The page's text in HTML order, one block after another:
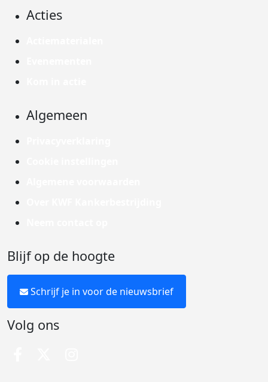
Acties
Algemeen
Blijf op de hoogte
Schrijf je in voor de nieuwsbrief
Volg ons